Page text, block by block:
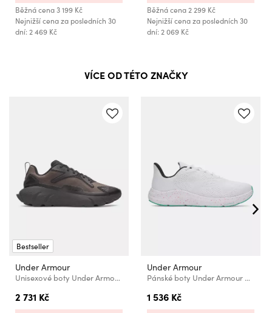
Běžná cena3 199 Kč
Nejnižší cena za posledních 30
dní: 2 469 Kč
Běžná cena2 299 Kč
Nejnižší cena za posledních 30
dní: 2 069 Kč
VÍCE OD TÉTO ZNAČKY
Bestseller
Under Armour
Unisexové boty Under Armour UA Aura RPSTP
2 731 Kč
Under Armour
Pánské boty Under Armour UA Charged Pursuit 4 BL
1 536 Kč